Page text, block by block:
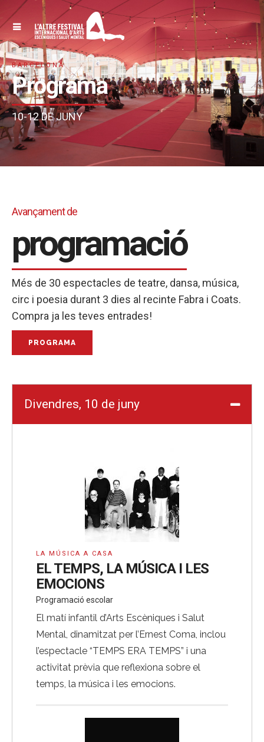
BARCELONA
Programa
10-12 DE JUNY
Avançament de
programació
Més de 30 espectacles de teatre, dansa, música,
circ i poesia durant 3 dies al recinte Fabra i Coats.
Compra ja les teves entrades!
PROGRAMA
Divendres, 10 de juny
LA MÚSICA A CASA
EL TEMPS, LA MÚSICA I LES
EMOCIONS
Programació escolar
El matí infantil d’Arts Escèniques i Salut
Mental, dinamitzat per l’Ernest Coma, inclou
l’espectacle “TEMPS ERA TEMPS” i una
activitat prèvia que reflexiona sobre el
temps, la música i les emocions.